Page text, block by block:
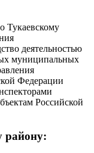
Тукаевскому
деятельностью
муниципальных
Федерации
Российской
району: